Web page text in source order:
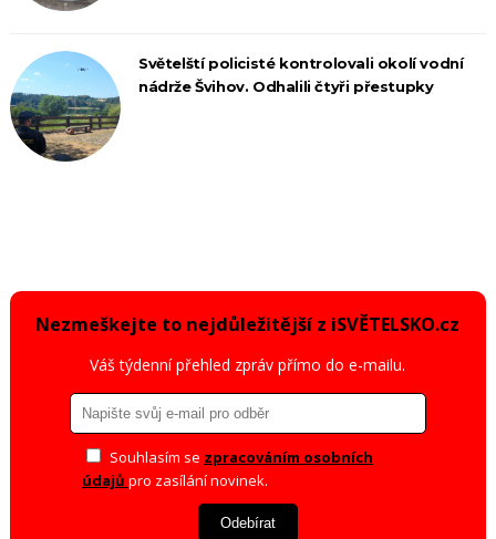
Světelští policisté kontrolovali okolí vodní
nádrže Švihov. Odhalili čtyři přestupky
Nezmeškejte to nejdůležitější z iSVĚTELSKO.cz
Váš týdenní přehled zpráv přímo do e-mailu.
Souhlasím se zpracováním osobních
údajů pro zasílání novinek.
Odebírat